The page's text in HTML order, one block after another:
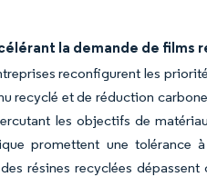
la demande de films
reconfigurent les
recyclé et de réduction
les objectifs de
promettent une tolérance
résines recyclées dépassent